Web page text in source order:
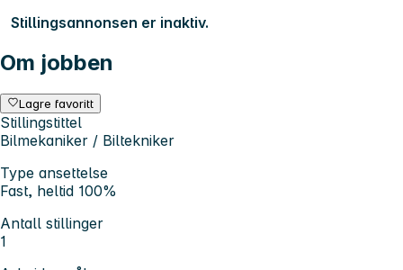
Stillingsannonsen er inaktiv.
Om jobben
Lagre favoritt
Stillingstittel
Bilmekaniker / Biltekniker
Type ansettelse
Fast, heltid 100%
Antall stillinger
1